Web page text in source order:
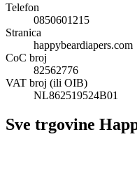
Telefon
0850601215
Stranica
happybeardiapers.com
CoC broj
82562776
VAT broj (ili OIB)
NL862519524B01
Sve trgovine